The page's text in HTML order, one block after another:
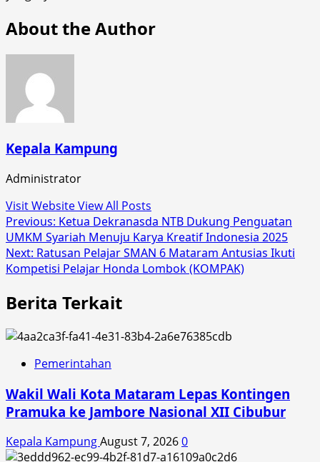
About the Author
Kepala Kampung
Administrator
Visit WebsiteView All Posts
Post
navigation
Previous: Ketua Dekranasda NTB Dukung Penguatan
UMKM Syariah Menuju Karya Kreatif Indonesia 2025
Next: Ratusan Pelajar SMAN 6 Mataram Antusias Ikuti
Kompetisi Pelajar Honda Lombok (KOMPAK)
Berita Terkait
Pemerintahan
Wakil Wali Kota Mataram Lepas Kontingen
Pramuka ke Jambore Nasional XII Cibubur
Kepala KampungAugust 7, 20260